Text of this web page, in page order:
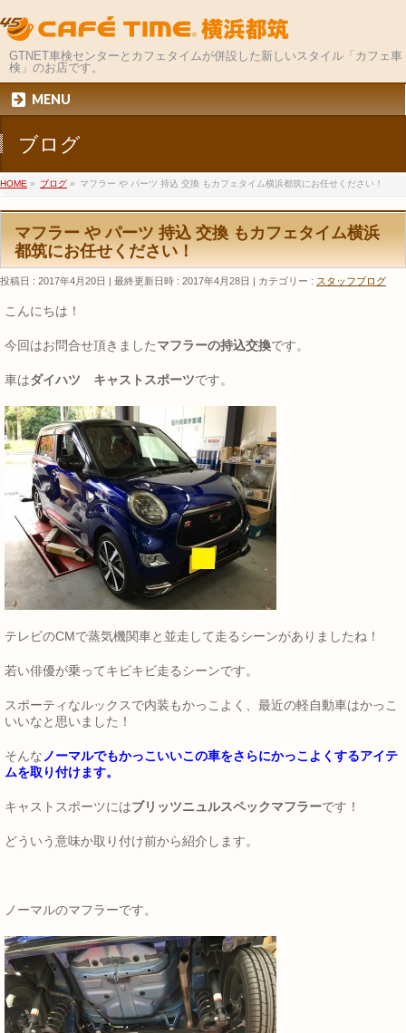
GTNET車検センターとカフェタイムが併設した新しいスタイル「カフェ車
検」のお店です。
MENU
ブログ
HOME » ブログ » マフラー や パーツ 持込 交換 もカフェタイム横浜都筑にお任せください！
マフラー や パーツ 持込 交換 もカフェタイム横浜
都筑にお任せください！
投稿日 : 2017年4月20日 最終更新日時 : 2017年4月28日 カテゴリー : スタッフブログ
こんにちは！
今回はお問合せ頂きましたマフラーの持込交換です。
車はダイハツ キャストスポーツです。
テレビのCMで蒸気機関車と並走して走るシーンがありましたね！
若い俳優が乗ってキビキビ走るシーンです。
スポーティなルックスで内装もかっこよく、最近の軽自動車はかっこ
いいなと思いました！
そんな ノーマルでもかっこいいこの車をさらにかっこよくするアイテ
ムを取り付けます。
キャストスポーツにはブリッツニュルスペックマフラーです！
どういう意味か取り付け前から紹介します。
ノーマルのマフラーです。